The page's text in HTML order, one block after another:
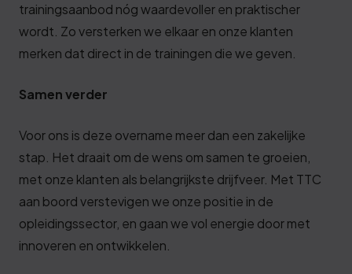
trainingsaanbod nóg waardevoller en praktischer
wordt. Zo versterken we elkaar en onze klanten
merken dat direct in de trainingen die we geven.
Samen verder
Voor ons is deze overname meer dan een zakelijke
stap. Het draait om de wens om samen te groeien,
met onze klanten als belangrijkste drijfveer. Met TTC
aan boord verstevigen we onze positie in de
opleidingssector, en gaan we vol energie door met
innoveren en ontwikkelen.